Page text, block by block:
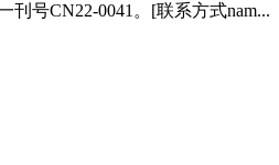
号CN22-0041。[联系方式nam...